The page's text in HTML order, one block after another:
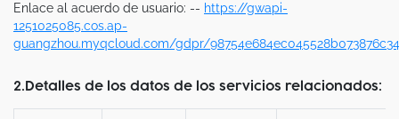
Enlace al acuerdo de usuario: -- https://gwapi-
1251025085.cos.ap-
guangzhou.myqcloud.com/gdpr/
2.Detalles de los datos de los servicios relacionados: